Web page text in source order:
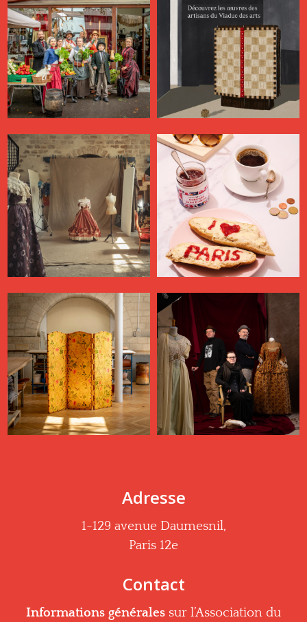
Adresse
1-129 avenue Daumesnil,
Paris 12e
Contact
Informations générales sur l’Association du